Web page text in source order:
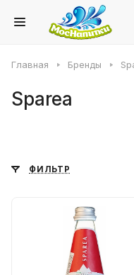
Главная Бренды
Sparea
ФИЛЬТР